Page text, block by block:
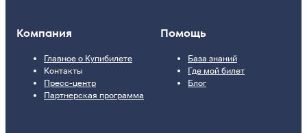
Компания
Главное о Купибилете
Контакты
Пресс-центр
Партнерская программа
Помощь
База знаний
Где мой билет
Блог